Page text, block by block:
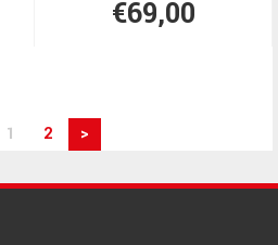
€69,00
1 2 >